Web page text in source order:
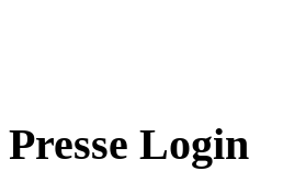
Presse Login